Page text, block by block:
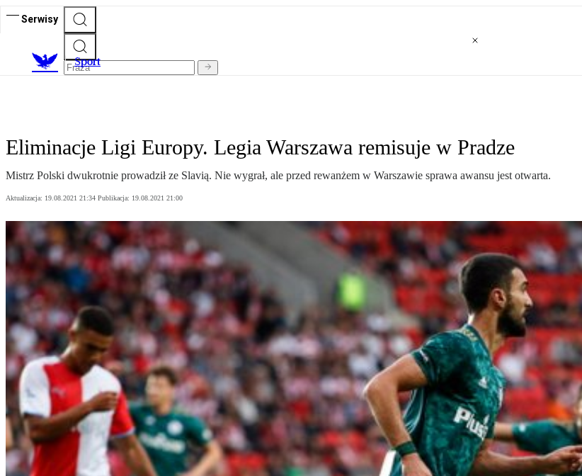
Serwisy
Sport
Eliminacje Ligi Europy. Legia Warszawa remisuje w Pradze
Mistrz Polski dwukrotnie prowadził ze Slavią. Nie wygrał, ale przed rewanżem w Warszawie sprawa awansu jest otwarta.
Aktualizacja: 19.08.2021 21:34 Publikacja: 19.08.2021 21:00